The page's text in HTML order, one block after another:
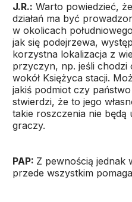
J.R.: Warto powiedzieć,
działań ma być
w okolicach
jak się podejrzewa,
korzystna lokalizacja z
przyczyn, np. jeśli
wokół Księżyca stacji.
jakiś podmiot czy
stwierdzi, że to jego
takie roszczenia nie
graczy.
PAP: Z pewnością jednak
przede wszystkim